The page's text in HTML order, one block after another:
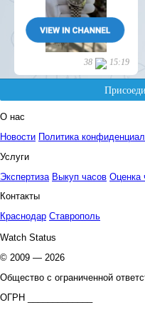
О нас
Новости Политика
Услуги
Экспертиза Выкуп часов Оценка
Контакты
Краснодар Ставрополь
Watch Status
© 2009 — 2026
Общество с ограниченной
ОГРН _____________